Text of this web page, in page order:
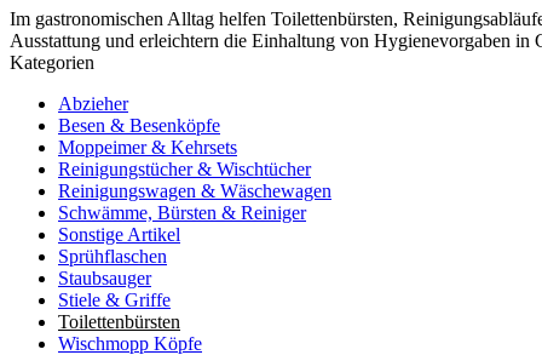
Im gastronomischen Alltag helfen Toilettenbürsten,
Ausstattung und erleichtern die Einhaltung von Hygienevorgaben in
Kategorien
Abzieher
Besen & Besenköpfe
Moppeimer & Kehrsets
Reinigungstücher & Wischtücher
Reinigungswagen & Wäschewagen
Schwämme, Bürsten & Reiniger
Sonstige Artikel
Sprühflaschen
Staubsauger
Stiele & Griffe
Toilettenbürsten
Wischmopp Köpfe